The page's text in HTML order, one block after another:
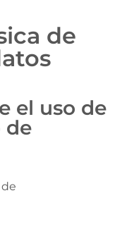
de
el uso de
de